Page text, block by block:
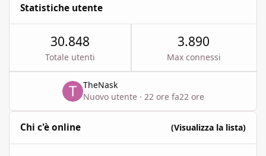
Statistiche utente
30.848
Totale utenti
3.890
Max connessi
TheNask
Nuovo utente · 22 ore fa22 ore
Chi c'è online (Visualizza la lista)